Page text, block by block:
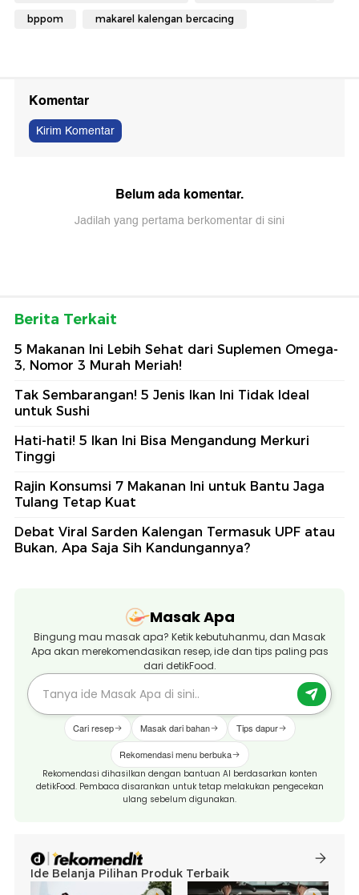
bppom makarel kalengan bercacing
Komentar
Kirim Komentar
Belum ada komentar.
Jadilah yang pertama berkomentar di sini
Berita Terkait
5 Makanan Ini Lebih Sehat dari Suplemen Omega-
3, Nomor 3 Murah Meriah!
Tak Sembarangan! 5 Jenis Ikan Ini Tidak Ideal
untuk Sushi
Hati-hati! 5 Ikan Ini Bisa Mengandung Merkuri
Tinggi
Rajin Konsumsi 7 Makanan Ini untuk Bantu Jaga
Tulang Tetap Kuat
Debat Viral Sarden Kalengan Termasuk UPF atau
Bukan, Apa Saja Sih Kandungannya?
Masak Apa
Bingung mau masak apa? Ketik kebutuhanmu, dan Masak
Apa akan merekomendasikan resep, ide dan tips paling pas
dari detikFood.
Cari resep Masak dari bahan Tips dapur
Rekomendasi menu berbuka
Rekomendasi dihasilkan dengan bantuan AI berdasarkan konten
detikFood. Pembaca disarankan untuk tetap melakukan pengecekan
ulang sebelum digunakan.